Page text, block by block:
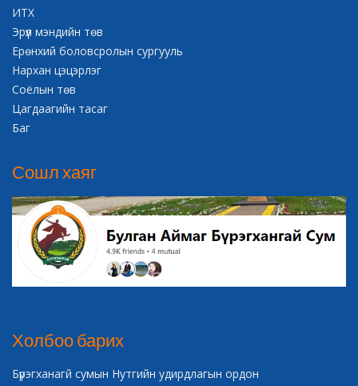
ИТХ
Эрүүл мэндийн төв
Ерөнхий боловсролын сургууль
Нархан цэцэрлэг
Соёлын төв
Цагдаагийн тасаг
Баг
Сошл хаяг
Холбоо барих
Бүрэгханагй сумын Нутгийн удирдлагын ордон